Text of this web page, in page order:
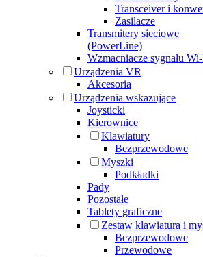
Transceiver i
Zasilacze
Transmitery sieciowe
(PowerLine)
Wzmacniacze sygnału
Urządzenia VR
Akcesoria
Urządzenia wskazujące
Joysticki
Kierownice
Klawiatury
Bezprzewodowe
Myszki
Podkładki
Pady
Pozostałe
Tablety graficzne
Zestaw klawiatura i
Bezprzewodowe
Przewodowe